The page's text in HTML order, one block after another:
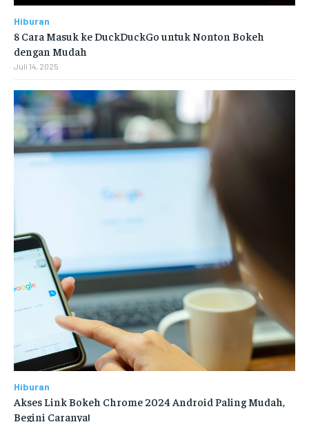
Hiburan
8 Cara Masuk ke DuckDuckGo untuk Nonton Bokeh
dengan Mudah
Juli 14, 2025
Hiburan
Akses Link Bokeh Chrome 2024 Android Paling Mudah,
Begini Caranya!